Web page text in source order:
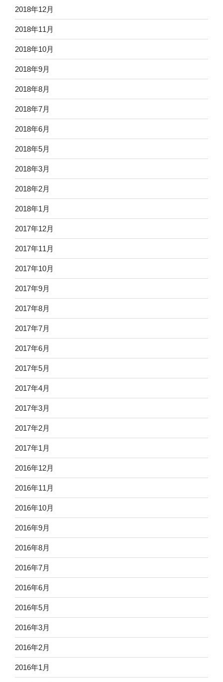
2018年12月
2018年11月
2018年10月
2018年9月
2018年8月
2018年7月
2018年6月
2018年5月
2018年3月
2018年2月
2018年1月
2017年12月
2017年11月
2017年10月
2017年9月
2017年8月
2017年7月
2017年6月
2017年5月
2017年4月
2017年3月
2017年2月
2017年1月
2016年12月
2016年11月
2016年10月
2016年9月
2016年8月
2016年7月
2016年6月
2016年5月
2016年3月
2016年2月
2016年1月